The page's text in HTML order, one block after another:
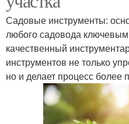
Садовые инструменты:
любого садовода
качественный
инструментов не только
но и делает процесс более